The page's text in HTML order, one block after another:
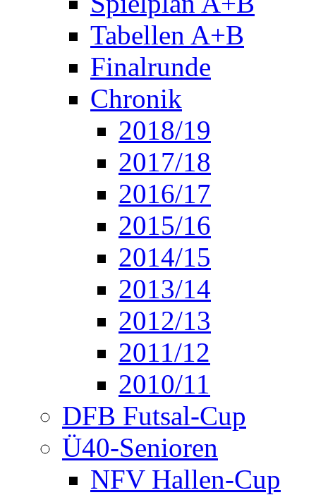
Tabellen A+B
Finalrunde
Chronik
2018/19
2017/18
2016/17
2015/16
2014/15
2013/14
2012/13
2011/12
2010/11
DFB Futsal-Cup
Ü40-Senioren
NFV Hallen-Cup